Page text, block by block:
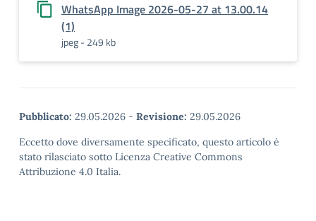
WhatsApp Image 2026-05-27 at 13.00.14
(1)
jpeg - 249 kb
Pubblicato: 29.05.2026 - Revisione: 29.05.2026
Eccetto dove diversamente specificato, questo articolo è
stato rilasciato sotto Licenza Creative Commons
Attribuzione 4.0 Italia.